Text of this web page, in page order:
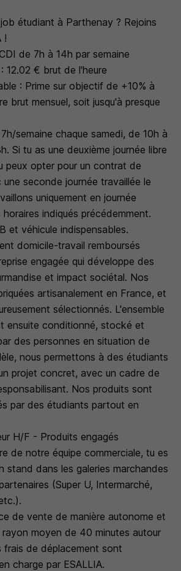
étudiant à Parthenay ? Rejoins
!
de 7h à 14h par semaine
12.02 € brut de l'heure
: Prime sur objectif de +10% à
brut mensuel, soit jusqu'à presque
semaine chaque samedi, de 10h à
Si tu as une deuxième journée libre
peux opter pour un contrat de
seconde journée travaillée le
uniquement en journée
indiqués précédemment.
et véhicule indispensables.
domicile-travail remboursés
engagée qui développe des
et impact sociétal. Nos
artisanalement en France, et
sélectionnés. L'ensemble
ensuite conditionné, stocké et
des personnes en situation de
nous permettons à des étudiants
projet concret, avec un cadre de
Nos produits sont
par des étudiants partout en
H/F - Produits engagés
de notre équipe commerciale, tu es
stand dans les galeries marchandes
(Super U, Intermarché,
de vente de manière autonome et
moyen de 40 minutes autour
frais de déplacement sont
charge par ESALLIA.